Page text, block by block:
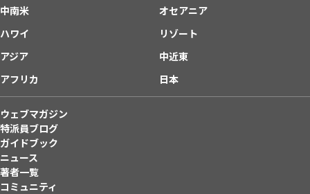
中南米
オセアニア
ハワイ
リゾート
アジア
中近東
アフリカ
日本
ウェブマガジン
特派員ブログ
ガイドブック
ニュース
著者一覧
コミュニティ